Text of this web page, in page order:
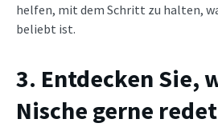
helfen, mit dem Schritt zu halten,
beliebt ist.
3. Entdecken Sie,
Nische gerne redet